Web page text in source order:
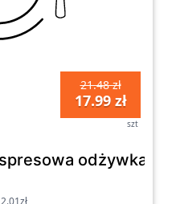
21.48 zł
17.99 zł
szt
odżywka